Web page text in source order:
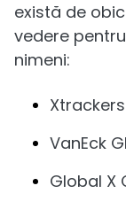
există de
vedere
nimeni:
Xtrackers
VanEck
Global X